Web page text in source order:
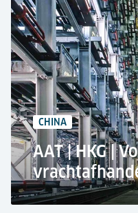
SATS
Singapore
Volledig
handlingsysteem
500.000 ton per jaar
1.360 opslagposities
CHINA
AAT | HKG |